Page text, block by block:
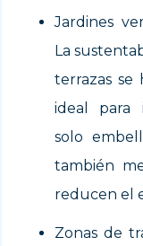
Jardines
La
terrazas
ideal para
solo
también
reducen el
Zonas de